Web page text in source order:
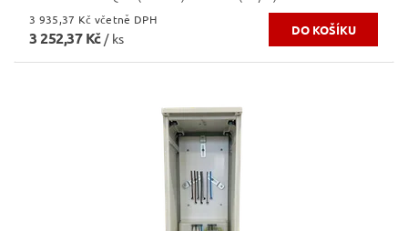
3 935,37 Kč včetně DPH
3 252,37 Kč / ks